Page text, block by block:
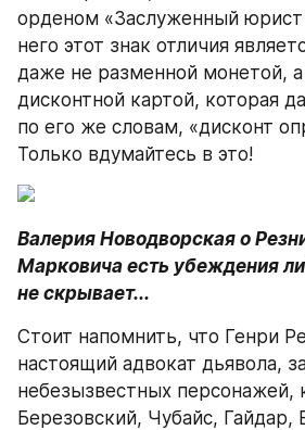
орденом «Заслуженный юрист
него этот знак отличия
даже не разменной монетой,
дисконтной картой, которая
по его же словам, «дисконт
Только вдумайтесь в это!
Валерия Новодворская о
Марковича есть убеждения
не скрывает...
Стоит напомнить, что Генри
настоящий адвокат дьявола,
небезызвестных персонажей,
Березовский, Чубайс, Гайдар,